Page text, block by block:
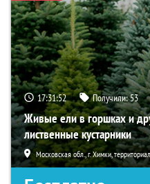
17:31:51 Получили:53
Живые ели в горшках и
лиственные кустарники
Московская обл., г. Химки,